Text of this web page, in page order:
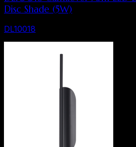
Disc Shade (5W)
DL10018